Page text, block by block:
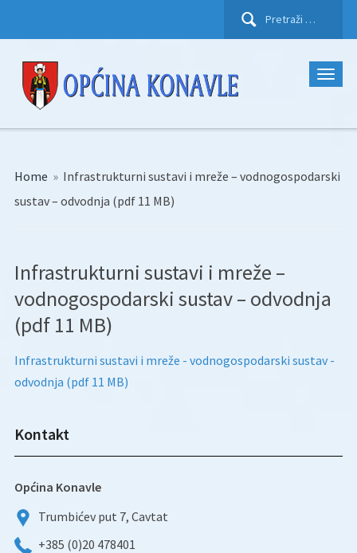
Pretraži:
Home » Infrastrukturni sustavi i mreže – vodnogospodarski
sustav – odvodnja (pdf 11 MB)
Infrastrukturni sustavi i mreže –
vodnogospodarski sustav – odvodnja
(pdf 11 MB)
Infrastrukturni sustavi i mreže - vodnogospodarski sustav -
odvodnja (pdf 11 MB)
Kontakt
Općina Konavle
Trumbićev put 7, Cavtat
+385 (0)20 478401